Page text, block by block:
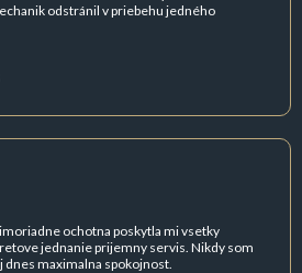
odstránil v priebehu jedného
ochotna poskytla mi vsetky
jednanie prijemny servis. Nikdy som
maximalna spokojnost.